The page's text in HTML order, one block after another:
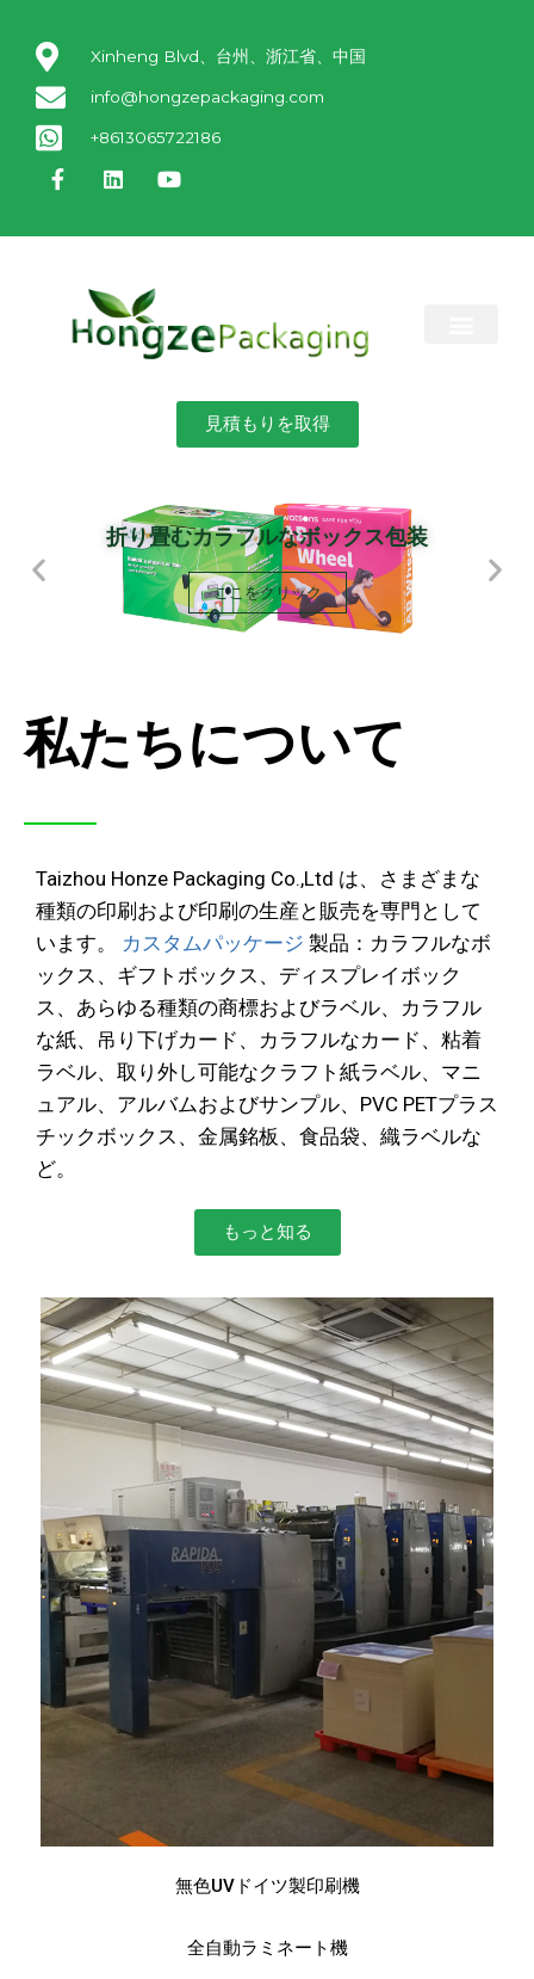
Xinheng Blvd、台州、浙江省、中国
info@hongzepackaging.com
+8613065722186
見積もりを取得
折り畳むカラフルなボックス包装
ここをクリック
私たちについて
Taizhou Honze Packaging Co.,Ltd は、さまざまな
種類の印刷および印刷の生産と販売を専門として
います。 カスタムパッケージ 製品：カラフルなボ
ックス、ギフトボックス、ディスプレイボック
ス、あらゆる種類の商標およびラベル、カラフル
な紙、吊り下げカード、カラフルなカード、粘着
ラベル、取り外し可能なクラフト紙ラベル、マニ
ュアル、アルバムおよびサンプル、PVC PETプラス
チックボックス、金属銘板、食品袋、織ラベルな
ど。
もっと知る
無色UVドイツ製印刷機
全自動ラミネート機